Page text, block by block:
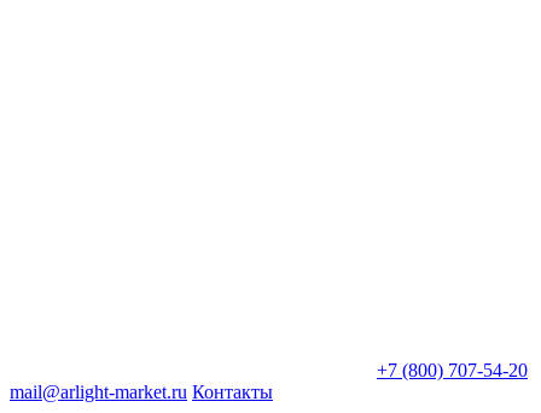
+7 (800) 707-54-20
mail@arlight-market.ru Контакты